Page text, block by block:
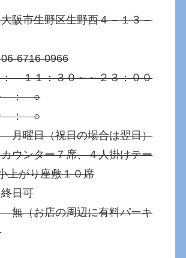
市生野区生野西４－１３－
6716-0966
１１：３０～～２３：００
： ○
： ○
曜日（祝日の場合は翌日）
ンター７席、４人掛けテー
上がり座敷１０席
日可
（お店の周辺に有料パーキ